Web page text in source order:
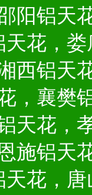
阳铝天
天花，
西铝天
，襄樊
天花，
施铝天
花，